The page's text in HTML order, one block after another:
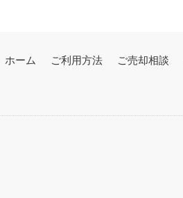
ホーム ご利用方法 ご売却相談